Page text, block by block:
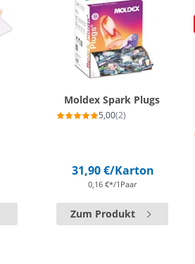
Moldex Spark Plugs
5,00(2)
31,90 €/Karton
0,16 €*/1Paar
Zum Produkt